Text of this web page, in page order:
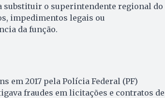
substituir o superintendente regional do
impedimentos legais ou
da função.
em 2017 pela Polícia Federal (PF)
fraudes em licitações e contratos de